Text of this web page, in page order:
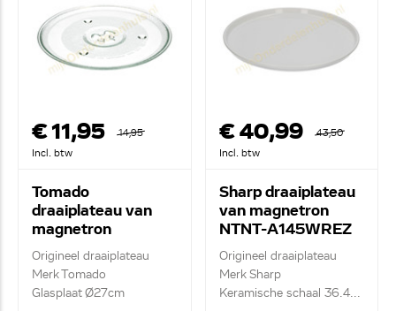
€ 11,95
14,95
Incl. btw
Tomado
draaiplateau van
magnetron
TM3003
Origineel draaiplateau
Merk Tomado
Glasplaat Ø27cm
€ 40,99
43,50
Incl. btw
Sharp draaiplateau
van magnetron
NTNT-A145WREZ
Origineel draaiplateau
Merk Sharp
Keramische schaal 36.4...